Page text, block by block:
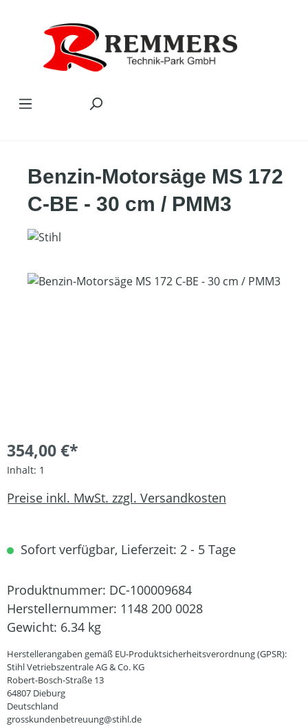
Benzin-Motorsäge MS 172
C-BE - 30 cm / PMM3
Bildergalerie überspringen
354,00 €*
Inhalt: 1
Preise inkl. MwSt. zzgl. Versandkosten
Sofort verfügbar, Lieferzeit: 2 - 5 Tage
Produktnummer: DC-100009684
Herstellernummer: 1148 200 0028
Gewicht: 6.34 kg
Herstellerangaben gemäß EU-Produktsicherheitsverordnung (GPSR):
Stihl Vetriebszentrale AG & Co. KG
Robert-Bosch-Straße 13
64807 Dieburg
Deutschland
grosskundenbetreuung@stihl.de